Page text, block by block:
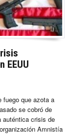
EEUU
fuego que azota a
se cobró de
auténtica crisis de
Amnistía